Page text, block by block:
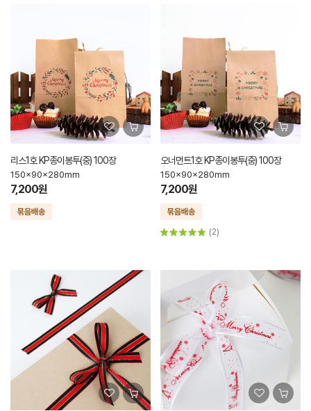
리스1호 KP종이봉투(중) 100장
150x90x280mm
7,200원
오너먼트1호 KP종이봉투(중) 100장
150x90x280mm
7,200원
(2)